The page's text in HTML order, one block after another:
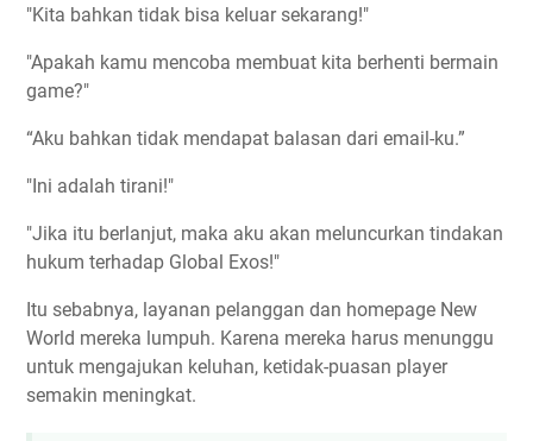
"Kita bahkan tidak bisa keluar sekarang!"
"Apakah kamu mencoba membuat kita berhenti bermain
game?"
“Aku bahkan tidak mendapat balasan dari email-ku.”
"Ini adalah tirani!"
"Jika itu berlanjut, maka aku akan meluncurkan tindakan
hukum terhadap Global Exos!"
Itu sebabnya, layanan pelanggan dan homepage New
World mereka lumpuh. Karena mereka harus menunggu
untuk mengajukan keluhan, ketidak-puasan player
semakin meningkat.